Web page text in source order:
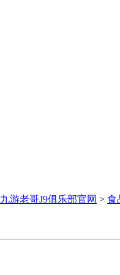
九游老哥J9俱乐部官网 > 食